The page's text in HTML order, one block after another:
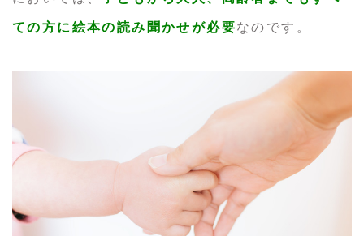
ての方に絵本の読み聞かせが必要なのです。